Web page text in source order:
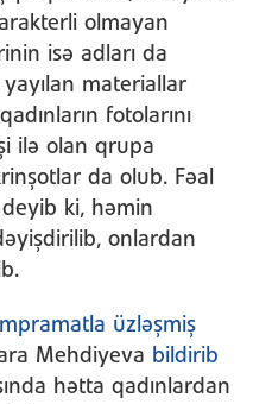
olmayan
isə adları da
yayılan materiallar
fotolarını
ilə olan qrupa
da olub. Fəal
deyib ki, həmin
onlardan
üzləşmiş
Mehdiyeva bildirib
hətta qadınlardan